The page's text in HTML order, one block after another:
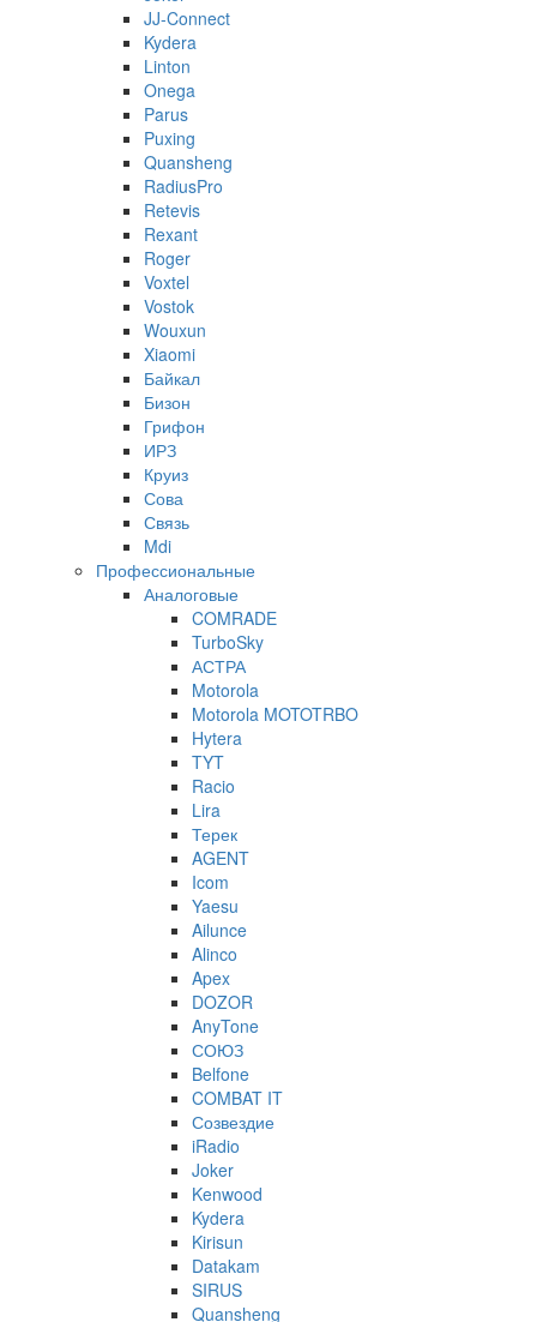
JJ-Connect
Kydera
Linton
Onega
Parus
Puxing
Quansheng
RadiusPro
Retevis
Rexant
Roger
Voxtel
Vostok
Wouxun
Xiaomi
Байкал
Бизон
Грифон
ИРЗ
Круиз
Сова
Связь
Mdi
Профессиональные
Аналоговые
COMRADE
TurboSky
АСТРА
Motorola
Motorola MOTOTRBO
Hytera
TYT
Racio
Lira
Терек
AGENT
Icom
Yaesu
Ailunce
Alinco
Apex
DOZOR
AnyTone
СОЮЗ
Belfone
COMBAT IT
Созвездие
iRadio
Joker
Kenwood
Kydera
Kirisun
Datakam
SIRUS
Quansheng